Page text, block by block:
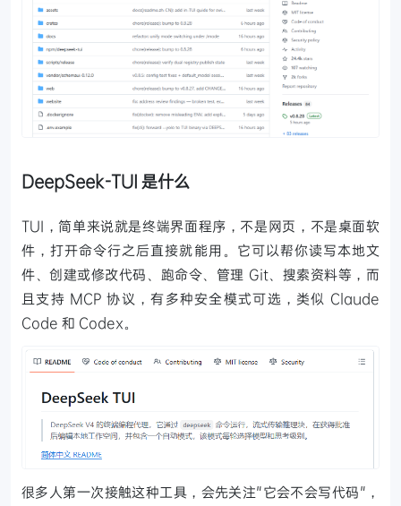
DeepSeek-TUI 是什么
TUI，简单来说就是终端界面程序，不是网页，不是桌面软
件，打开命令行之后直接就能用。它可以帮你读写本地文
件、创建或修改代码、跑命令、管理 Git、搜索资料等，而
且支持 MCP 协议，有多种安全模式可选，类似 Claude
Code 和 Codex。
很多人第一次接触这种工具，会先关注"它会不会写代码"，